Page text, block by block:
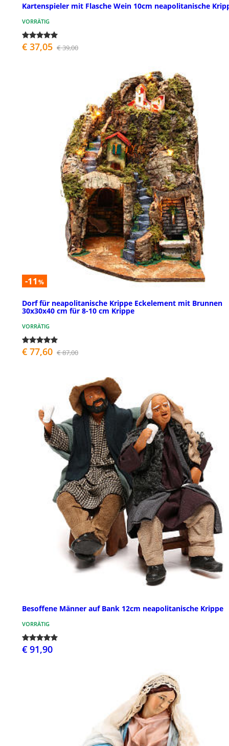
Kartenspieler mit Flasche Wein 10cm neapolitanische
VORRÄTIG
€ 37,05 € 39,00
-11 %
Dorf für neapolitanische Krippe Eckelement mit Brunnen
30x30x40 cm für 8-10 cm Krippe
VORRÄTIG
€ 77,60 € 87,00
Besoffene Männer auf Bank 12cm neapolitanische Krippe
VORRÄTIG
€ 91,90